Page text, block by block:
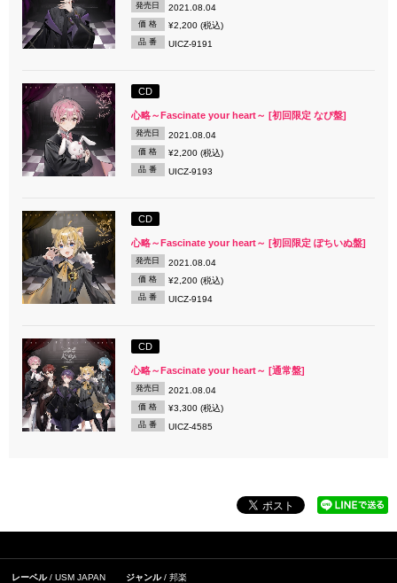
発売日 2021.08.04
価 格 ¥2,200 (税込)
品 番 UICZ-9191
CD
心略～Fascinate your heart～ [初回限定 なぴ盤]
発売日 2021.08.04
価 格 ¥2,200 (税込)
品 番 UICZ-9193
CD
心略～Fascinate your heart～ [初回限定 ぽちいぬ盤]
発売日 2021.08.04
価 格 ¥2,200 (税込)
品 番 UICZ-9194
CD
心略～Fascinate your heart～ [通常盤]
発売日 2021.08.04
価 格 ¥3,300 (税込)
品 番 UICZ-4585
レーベル USM JAPAN ジャンル 邦楽